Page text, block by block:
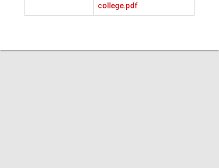
college.pdf